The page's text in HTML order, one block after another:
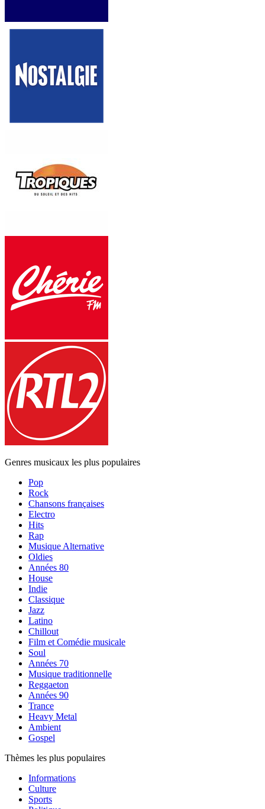
Genres musicaux les plus populaires
Pop
Rock
Chansons françaises
Electro
Hits
Rap
Musique Alternative
Oldies
Années 80
House
Indie
Classique
Jazz
Latino
Chillout
Film et Comédie musicale
Soul
Années 70
Musique traditionnelle
Reggaeton
Années 90
Trance
Heavy Metal
Ambient
Gospel
Thèmes les plus populaires
Informations
Culture
Sports